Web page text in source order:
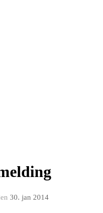
30. jan 2014